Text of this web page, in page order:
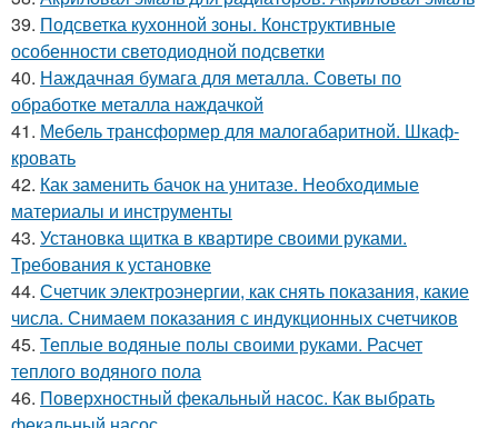
39. Подсветка кухонной зоны. Конструктивные
особенности светодиодной подсветки
40. Наждачная бумага для металла. Советы по
обработке металла наждачкой
41. Мебель трансформер для малогабаритной. Шкаф-
кровать
42. Как заменить бачок на унитазе. Необходимые
материалы и инструменты
43. Установка щитка в квартире своими руками.
Требования к установке
44. Счетчик электроэнергии, как снять показания, какие
числа. Снимаем показания с индукционных счетчиков
45. Теплые водяные полы своими руками. Расчет
теплого водяного пола
46. Поверхностный фекальный насос. Как выбрать